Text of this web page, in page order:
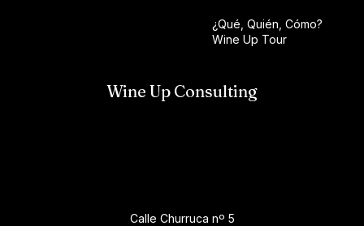
¿Qué, Quién, Cómo?
Wine Up Tour
Wine Up Consulting
Calle Churruca nº 5